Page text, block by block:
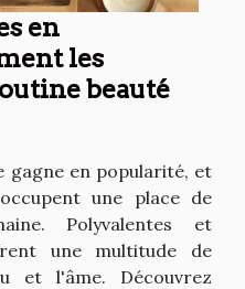
en
les
beauté
gagne en popularité, et
une place de
Polyvalentes et
une multitude de
et l'âme. Découvrez